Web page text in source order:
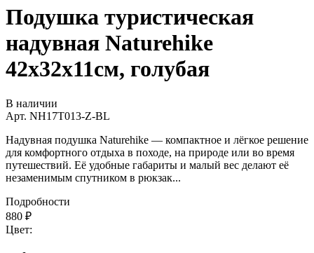
Подушка туристическая
надувная Naturehike
42x32x11см, голубая
В наличии
Арт. NH17T013-Z-BL
Надувная подушка Naturehike — компактное и лёгкое решение
для комфортного отдыха в походе, на природе или во время
путешествий. Её удобные габариты и малый вес делают её
незаменимым спутником в рюкзак...
Подробности
880 ₽
Цвет: